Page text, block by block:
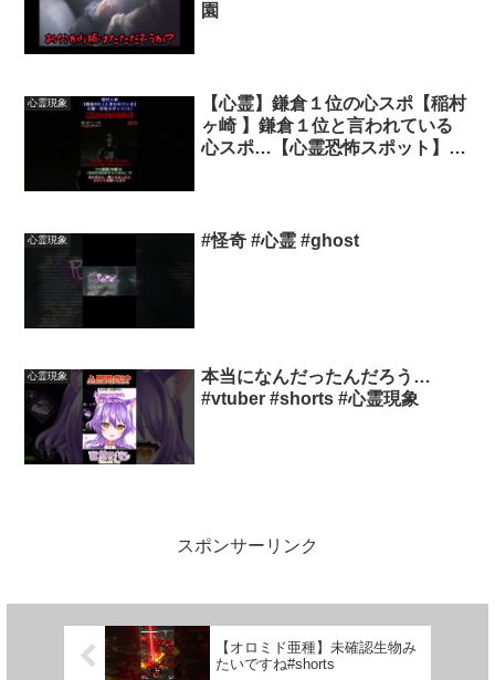
園
心霊現象
【心霊】鎌倉１位の心スポ【稲村
ヶ崎 】鎌倉１位と言われている
心スポ…【心霊恐怖スポット】
心霊現象 #怪奇 #心霊 #ghost
心霊現象
本当になんだったんだろう…
#vtuber #shorts #心霊現象
スポンサーリンク
【オロミド亜種】未確認生物み
たいですね#shorts